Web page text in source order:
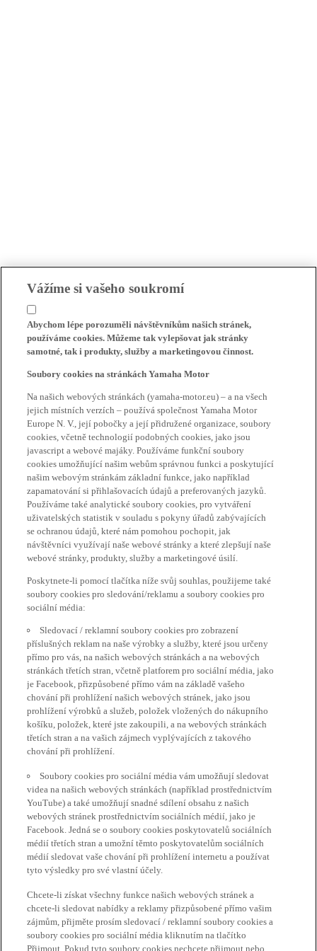
Vážíme si vašeho soukromí
Abychom lépe porozuměli návštěvníkům našich stránek,
používáme cookies. Můžeme tak vylepšovat jak stránky
samotné, tak i produkty, služby a marketingovou činnost.
Soubory cookies na stránkách Yamaha Motor
Na našich webových stránkách (yamaha-motor.eu) – a na všech
jejich místních verzích – používá společnost Yamaha Motor
Europe N. V., její pobočky a její přidružené organizace, soubory
cookies, včetně technologií podobných cookies, jako jsou
javascript a webové majáky. Používáme funkční soubory
cookies umožňující našim webům správnou funkci a poskytující
našim webovým stránkám základní funkce, jako například
zapamatování si přihlašovacích údajů a preferovaných jazyků.
Používáme také analytické soubory cookies, pro vytváření
uživatelských statistik v souladu s pokyny úřadů zabývajících
se ochranou údajů, které nám pomohou pochopit, jak
návštěvníci využívají naše webové stránky a které zlepšují naše
webové stránky, produkty, služby a marketingové úsilí.
Poskytnete-li pomocí tlačítka níže svůj souhlas, použijeme také
soubory cookies pro sledování/reklamu a soubory cookies pro
sociální média:
Sledovací / reklamní soubory cookies pro zobrazení
příslušných reklam na naše výrobky a služby, které jsou určeny
přímo pro vás, na našich webových stránkách a na webových
stránkách třetích stran, včetně platforem pro sociální média, jako
je Facebook, přizpůsobené přímo vám na základě vašeho
chování při prohlížení našich webových stránek, jako jsou
prohlížení výrobků a služeb, položek vložených do nákupního
košíku, položek, které jste zakoupili, a na webových stránkách
třetích stran a na vašich zájmech vyplývajících z takového
chování při prohlížení.
Soubory cookies pro sociální média vám umožňují sledovat
videa na našich webových stránkách (například prostřednictvím
YouTube) a také umožňují snadné sdílení obsahu z našich
webových stránek prostřednictvím sociálních médií, jako je
Facebook. Jedná se o soubory cookies poskytovatelů sociálních
médií třetích stran a umožní těmto poskytovatelům sociálních
médií sledovat vaše chování při prohlížení internetu a používat
tyto výsledky pro své vlastní účely.
Chcete-li získat všechny funkce našich webových stránek a
chcete-li sledovat nabídky a reklamy přizpůsobené přímo vašim
zájmům, přijměte prosím sledovací / reklamní soubory cookies a
soubory cookies pro sociální média kliknutím na tlačítko
Přijmout. Pokud tyto soubory cookies nechcete přijmout nebo